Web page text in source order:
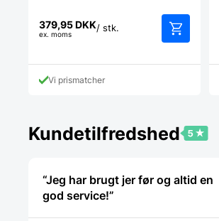
379,95DKK
ex. moms
/ stk.
Vi prismatcher
Kundetilfredshed
“Jeg har brugt jer før og altid en
god service!”